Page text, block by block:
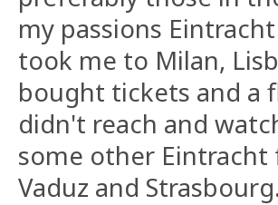
my passions
took me to Milan,
bought tickets and a
didn't reach and
some other Eintracht
Vaduz and Strasbourg.